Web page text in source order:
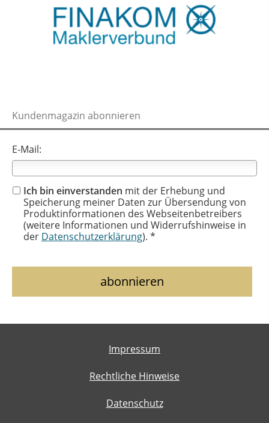
Kundenmagazin abonnieren
E-Mail:
Ich bin einverstanden mit der Erhebung und
Speicherung meiner Daten zur Übersendung von
Produktinformationen des Webseitenbetreibers
(weitere Informationen und Widerrufshinweise in
der Datenschutzerklärung). *
Impressum
Rechtliche Hinweise
Datenschutz